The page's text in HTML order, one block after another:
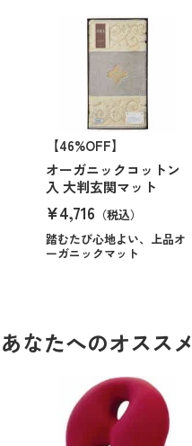
【46%OFF】
オーガニックコットン
入 大判玄関マット
¥4,716 （税込）
踏むたび心地よい、上品オ
ーガニックマット
あなたへのオススメ